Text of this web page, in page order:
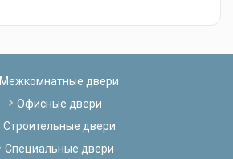
Межкомнатные двери
Офисные двери
Строительные двери
Специальные двери